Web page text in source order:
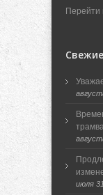
Перейти
июля